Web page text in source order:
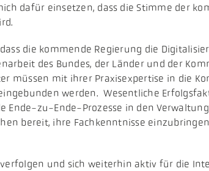
dafür einsetzen, dass die Stimme der
die kommende Regierung die
des Bundes, der Länder und der
müssen mit ihrer Praxisexpertise in die
werden. Wesentliche
zu-Ende-Prozesse in den
bereit, ihre Fachkenntnisse
und sich weiterhin aktiv für die